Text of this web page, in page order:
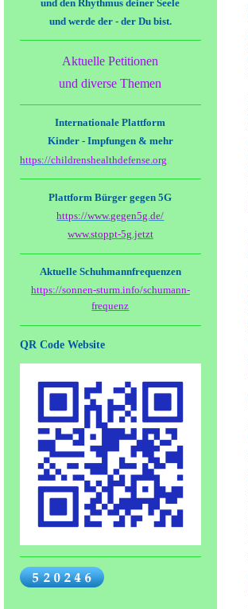
und den Rhythmus deiner Seele
und werde der - der Du bist.
Aktuelle Petitionen
und diverse Themen
Internationale Plattform
Kinder - Impfungen & mehr
https://childrenshealthdefense.org
Plattform Bürger gegen 5G
https://www.gegen5g.de/
www.stoppt-5g.jetzt
Aktuelle Schuhmannfrequenzen
https://sonnen-sturm.info/schumann-
frequenz
QR Code Website